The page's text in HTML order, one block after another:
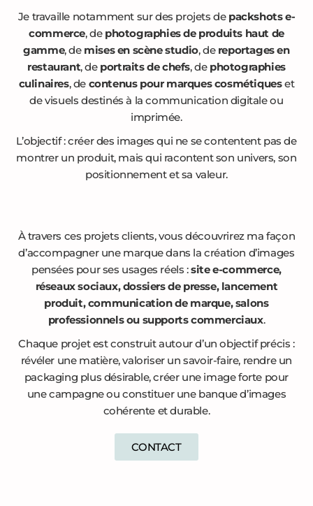
Je travaille notamment sur des projets de packshots e-
commerce, de photographies de produits haut de
gamme, de mises en scène studio, de reportages en
restaurant, de portraits de chefs, de photographies
culinaires, de contenus pour marques cosmétiqueset
de visuels destinés à la communication digitale ou
imprimée.
L’objectif : créer des images qui ne se contentent pas de
montrer un produit, mais qui racontent son univers, son
positionnement et sa valeur.
À travers ces projets clients, vous découvrirez ma façon
d’accompagner une marque dans la création d’images
pensées pour ses usages réels :site e-commerce,
réseaux sociaux, dossiers de presse, lancement
produit, communication de marque, salons
professionnels ou supports commerciaux.
Chaque projet est construit autour d’un objectif précis :
révéler une matière, valoriser un savoir-faire, rendre un
packaging plus désirable, créer une image forte pour
une campagne ou constituer une banque d’images
cohérente et durable.
CONTACT